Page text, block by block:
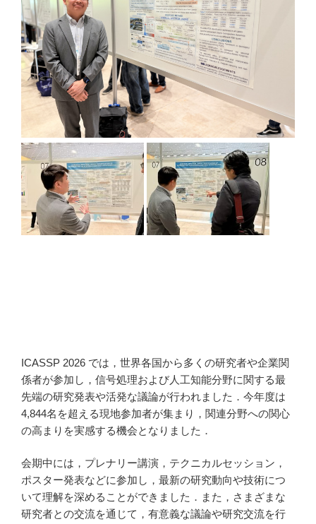
ICASSP 2026 では，世界各国から多くの研究者や企業関
係者が参加し，信号処理および人工知能分野に関する最
先端の研究発表や活発な議論が行われました．今年度は
4,844名を超える現地参加者が集まり，関連分野への関心
の高まりを実感する機会となりました．
会期中には，プレナリー講演，テクニカルセッション，
ポスター発表などに参加し，最新の研究動向や技術につ
いて理解を深めることができました．また，さまざまな
研究者との交流を通じて，有意義な議論や研究交流を行